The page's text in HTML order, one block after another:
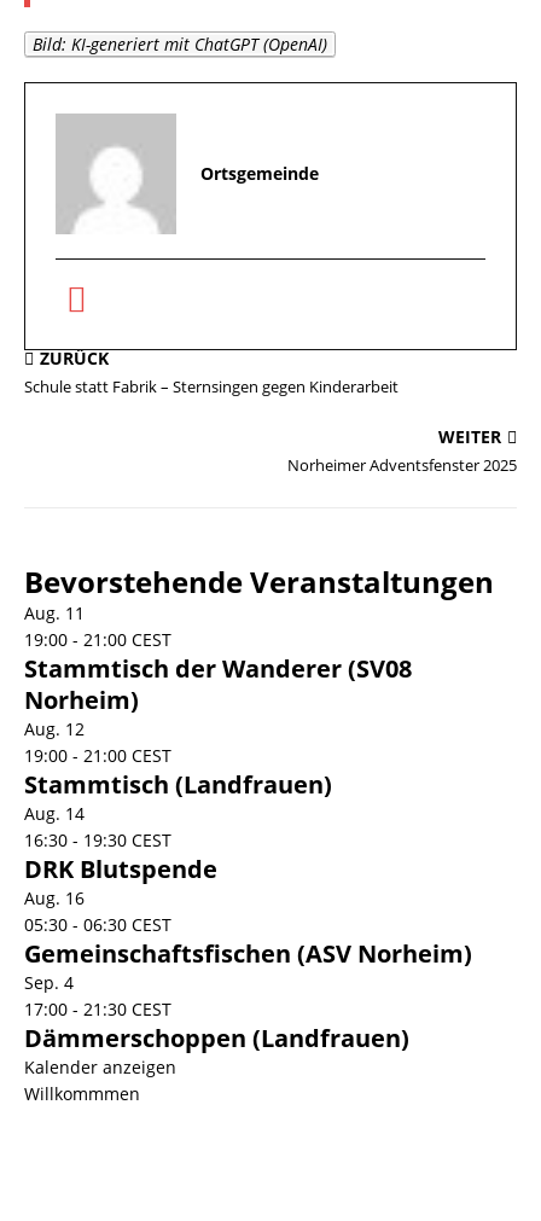
Bild: KI-generiert mit ChatGPT (OpenAI)
Ortsgemeinde
ZURÜCK
Schule statt Fabrik – Sternsingen gegen Kinderarbeit
WEITER
Norheimer Adventsfenster 2025
Bevorstehende Veranstaltungen
Aug. 11
19:00 - 21:00 CEST
Stammtisch der Wanderer (SV08
Norheim)
Aug. 12
19:00 - 21:00 CEST
Stammtisch (Landfrauen)
Aug. 14
16:30 - 19:30 CEST
DRK Blutspende
Aug. 16
05:30 - 06:30 CEST
Gemeinschaftsfischen (ASV Norheim)
Sep. 4
17:00 - 21:30 CEST
Dämmerschoppen (Landfrauen)
Kalender anzeigen
Willkommmen